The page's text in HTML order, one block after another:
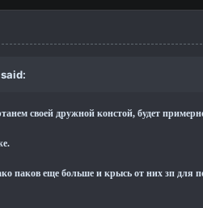
said:
своей дружной констой, будет
паков еще больше и крысь от них зп для